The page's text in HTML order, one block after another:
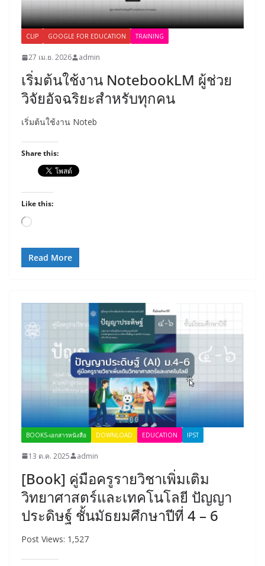
CLIP GOOGLE FOR EDUCATION TRAINING
27 เม.ย. 2026 admin
เริ่มต้นใช้งาน NotebookLM ผู้ช่วย
วิจัยอัจฉริยะสำหรับทุกคน
เริ่มต้นใช้งาน Noteb
Share this:
Like this:
Loading…
Read More
BOOKS-เอกสารหนังสือ DOWNLOAD EDUCATION IPST
13 ต.ค. 2025 admin
[Book] คู่มือครูรายวิชาเพิ่มเติม
วิทยาศาสตร์และเทคโนโลยี ปัญญา
ประดิษฐ์ ชั้นมัธยมศึกษาปีที่ 4 – 6
Post Views: 1,527